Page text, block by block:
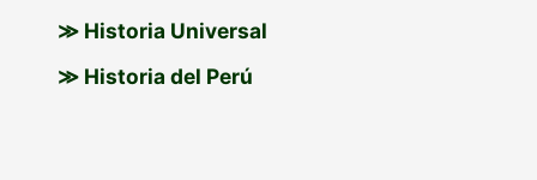
≫ Historia Universal
≫ Historia del Perú